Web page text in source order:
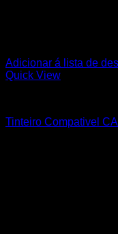
Adicionar á lista de
Quick View
Tinteiro Compativel